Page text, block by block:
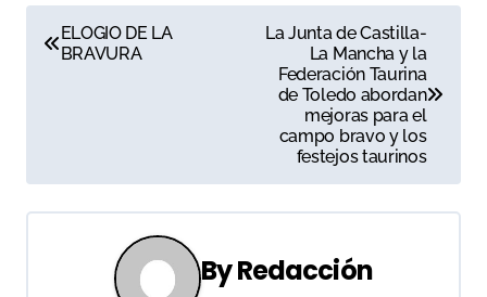
N
g
ELOGIO DE LA
BRAVURA
La Junta de Castilla-
La Mancha y la
Federación Taurina
de Toledo abordan
mejoras para el
campo bravo y los
festejos taurinos
ByRedacción